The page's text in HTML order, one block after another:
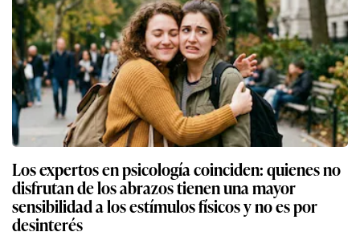
Los expertos en psicología coinciden: quienes no
disfrutan de los abrazos tienen una mayor
sensibilidad a los estímulos físicos y no es por
desinterés